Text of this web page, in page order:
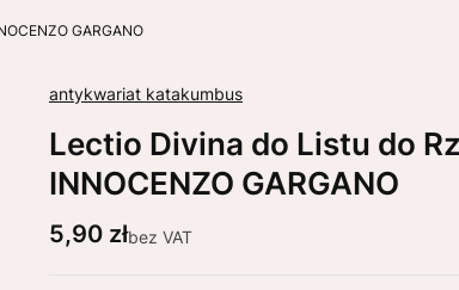
GARGANO
antykwariat katakumbus
Lectio Divina do Listu do
INNOCENZO GARGANO
Cena
5,90 złbez VAT